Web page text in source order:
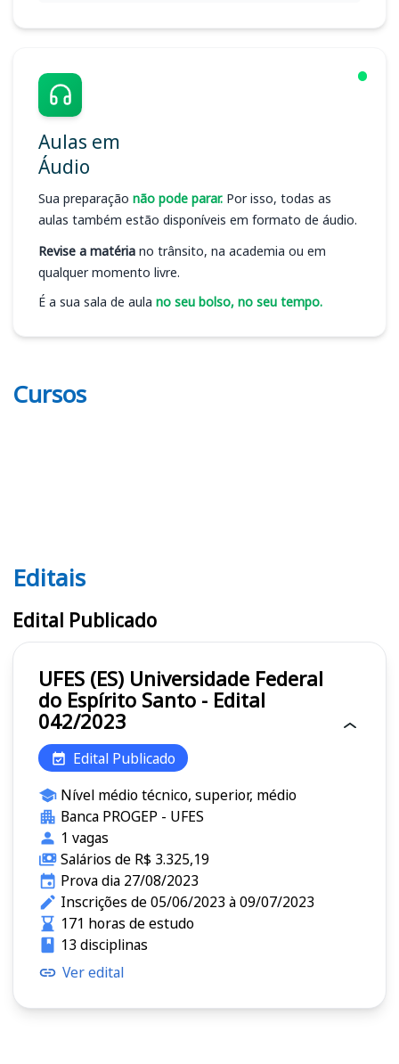
Aulas em
Áudio
Sua preparação não pode parar. Por isso, todas as
aulas também estão disponíveis em formato de áudio.
Revise a matéria no trânsito, na academia ou em
qualquer momento livre.
É a sua sala de aula no seu bolso, no seu tempo.
Cursos
Editais UFES (ES)
Editais
Edital Publicado
UFES (ES) Universidade Federal
do Espírito Santo - Edital
042/2023
Edital Publicado
Nível médio técnico, superior, médio
Banca PROGEP - UFES
1 vagas
Salários de R$ 3.325,19
Prova dia 27/08/2023
Inscrições de 05/06/2023 à 09/07/2023
171 horas de estudo
13 disciplinas
Ver edital